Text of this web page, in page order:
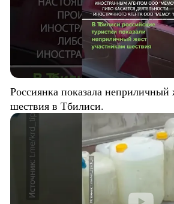
Россиянка показала неприличный
шествия в Тбилиси.